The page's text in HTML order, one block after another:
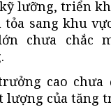
lưỡng, triển
sang khu
chưa chắc
cao chưa
lượng của tăng